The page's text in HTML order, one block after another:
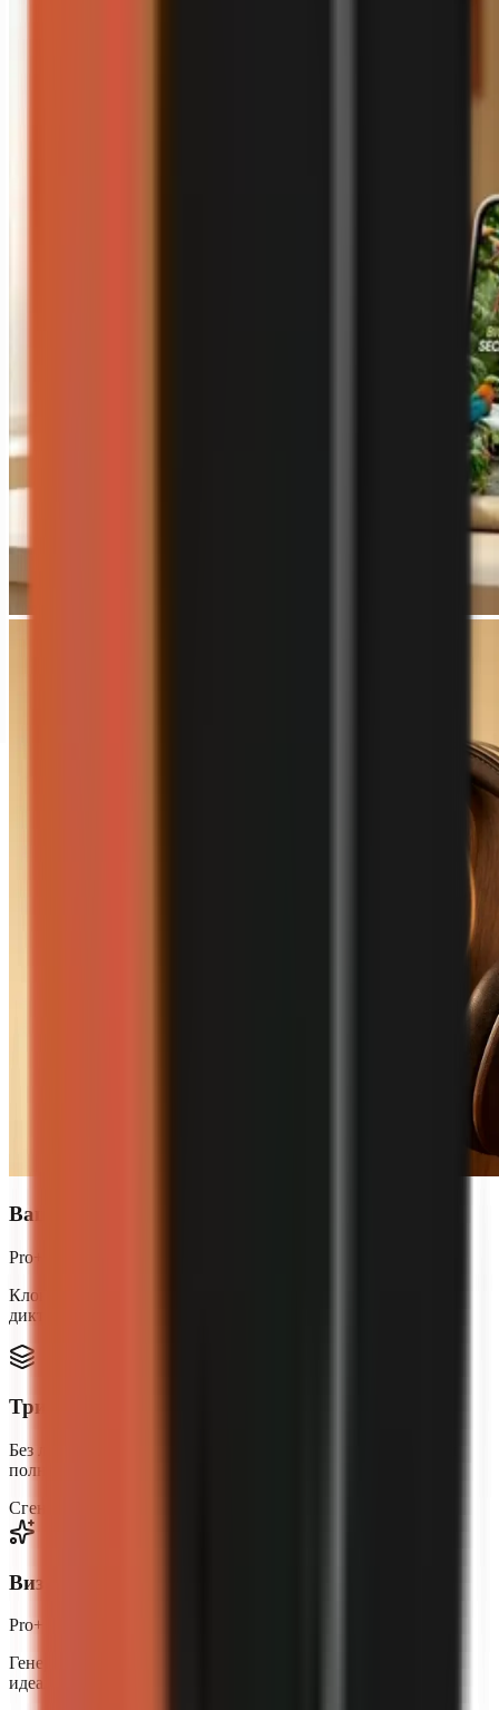
Ваш голос, ваш бренд
Pro+
Клонируйте собственный голос или опишите идеального
диктора. Каждое видео звучит неповторимо, как вы.
Три формата видео
Без лица с ИИ-видео, ИИ-автор с наложением аватара или
полный UGC-стиль с говорящей головой.
Сгенерировано ИИ
Визуал, сгенерированный ИИ
Pro+
Генерируйте оригинальные сцены с помощью ИИ —
идеально подходящие к каждой сцене сценария.